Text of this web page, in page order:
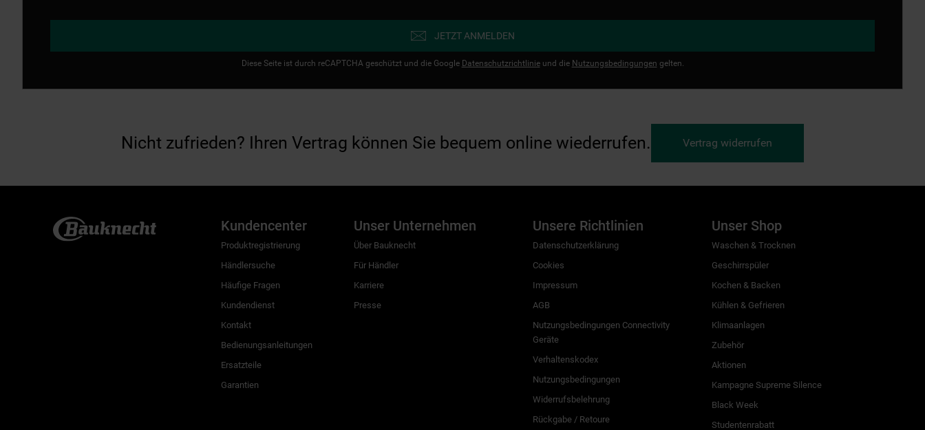
JETZT ANMELDEN
Diese Seite ist durch reCAPTCHA geschützt und die Google Datenschutzrichtlinieund die Nutzungsbedingungen gelten.
Nicht zufrieden? Ihren Vertrag können Sie bequem online wiederrufen. Vertrag widerrufen
Kundencenter
Produktregistrierung
Händlersuche
Häufige Fragen
Kundendienst
Kontakt
Bedienungsanleitungen
Ersatzteile
Garantien
Unser Unternehmen
Über Bauknecht
Für Händler
Karriere
Presse
Unsere Richtlinien
Datenschutzerklärung
Cookies
Impressum
AGB
Nutzungsbedingungen Connectivity
Geräte
Verhaltenskodex
Nutzungsbedingungen
Widerrufsbelehrung
Rückgabe / Retoure
Unser Shop
Waschen & Trocknen
Geschirrspüler
Kochen & Backen
Kühlen & Gefrieren
Klimaanlagen
Zubehör
Aktionen
Kampagne Supreme Silence
Black Week
Studentenrabatt